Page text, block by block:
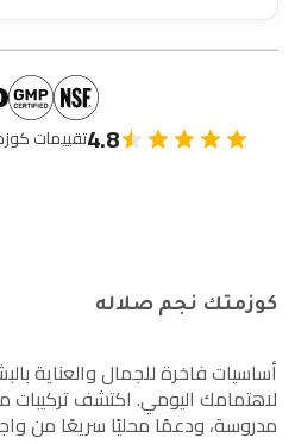
4.8تقييمات
كوزمتك نجم صلاله
أساسيات فاخرة للجمال والعناية
لاهتمامك اليومي. اكتشف تركيبات
مدروسة، ودعمًا محليًا سريعًا من